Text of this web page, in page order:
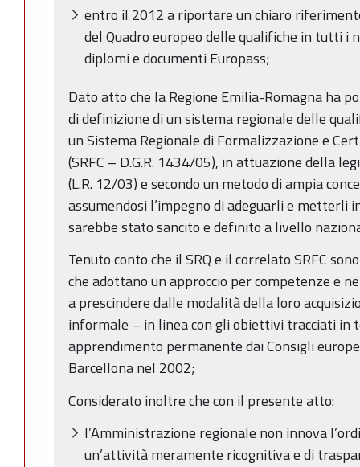
­entro il 2012 a riportare un chiaro
del Quadro europeo delle qualifiche in tutti i
diplomi e documenti Europass;
Dato atto che la Regione Emilia-Romagna ha
di definizione di un sistema regionale delle
un Sistema Regionale di Formalizzazione e
(SRFC – D.G.R. 1434/05), in attuazione della
(L.R. 12/03) e secondo un metodo di ampia
assumendosi l’impegno di adeguarli e metterli
sarebbe stato sancito e definito a livello
Tenuto conto che il SRQ e il correlato SRFC
che adottano un approccio per competenze e
a prescindere dalle modalità della loro
informale – in linea con gli obiettivi tracciati in
apprendimento permanente dai Consigli
Barcellona nel 2002;
Considerato inoltre che con il presente atto:
l’Amministrazione regionale non innova
un’attività meramente ricognitiva e di